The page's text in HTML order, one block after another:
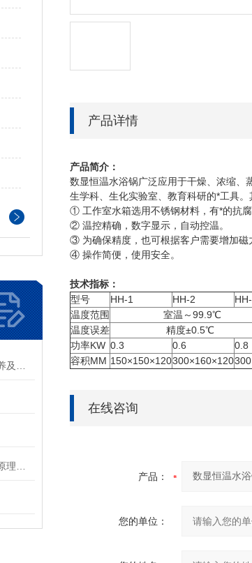
产品详情
产品简介：
数显恒温水浴锅广泛应用于干燥、浓缩、
生学科、生化实验室、教育科研的*工具。
① 工作室水箱选用不锈钢材料，有*的抗腐
② 温控精确，数字显示，自动控温。
③ 为确保精度，也可根据客户需要增加磁
④ 操作简便，使用安全。
技术指标：
型号
HH-1 HH-2
温度范围
室温～99.9℃
温度误差 精度±0.5℃
功率KW 0.3 0.6 0.8
容积MM 150×150×120300×160×120
在线咨询
产品：
您的单位：